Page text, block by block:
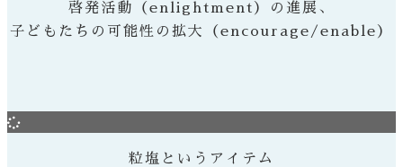
啓発活動（enlightment）の進展、
子どもたちの可能性の拡大（encourage/enable）
粒塩というアイテム